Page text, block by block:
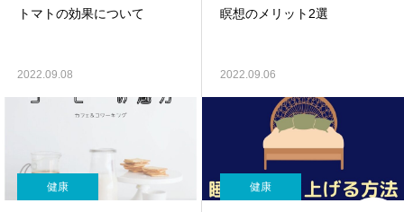
トマトの効果について
2022.09.08
瞑想のメリット2選
2022.09.06
健康 健康